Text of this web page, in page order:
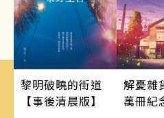
黎明破曉的街道
【事後清晨版】
解憂雜
萬冊紀